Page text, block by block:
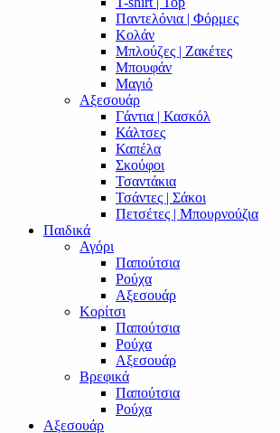
Παντελόνια | Φόρμες
Κολάν
Μπλούζες | Ζακέτες
Μπουφάν
Μαγιό
Αξεσουάρ
Γάντια | Κασκόλ
Κάλτσες
Καπέλα
Σκούφοι
Τσαντάκια
Τσάντες | Σάκοι
Πετσέτες | Μπουρνούζια
Παιδικά
Αγόρι
Παπούτσια
Ρούχα
Αξεσουάρ
Κορίτσι
Παπούτσια
Ρούχα
Αξεσουάρ
Βρεφικά
Παπούτσια
Ρούχα
Αξεσουάρ